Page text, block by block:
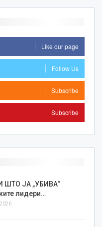
Like our page
Follow Us
Subscribe
Subscribe
ШТО ЈА „УБИВА“
лидери…